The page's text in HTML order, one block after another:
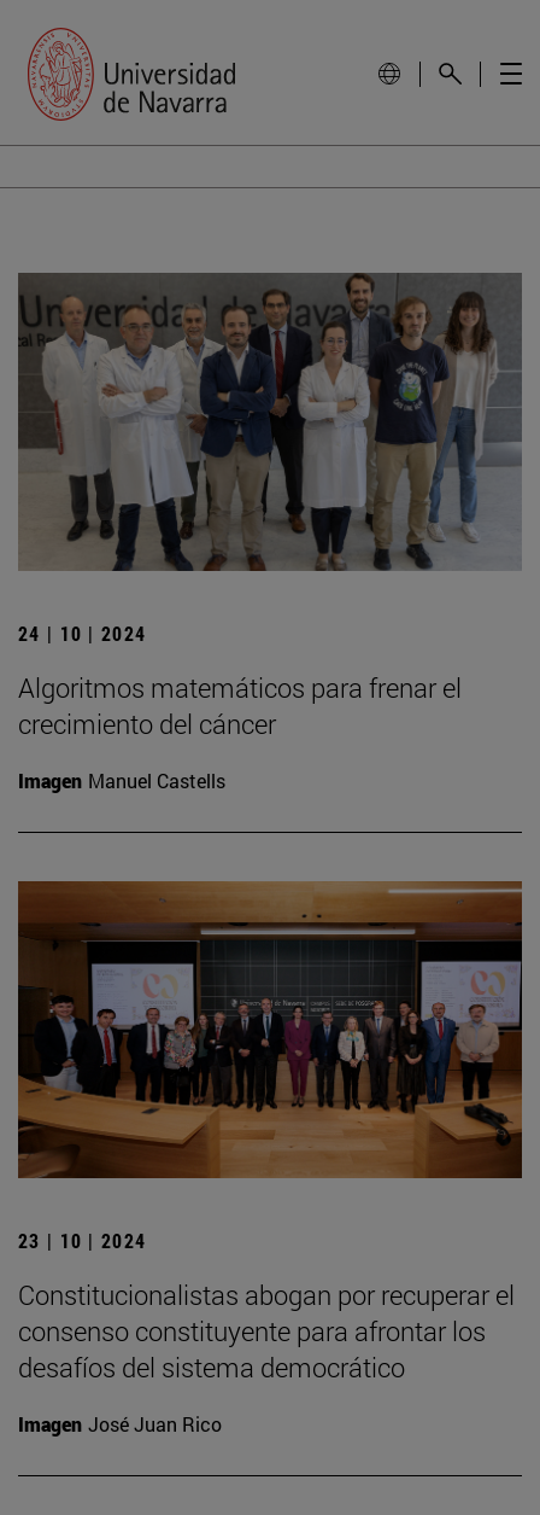
24 | 10 | 2024
Algoritmos matemáticos para frenar el
crecimiento del cáncer
Imagen Manuel Castells
23 | 10 | 2024
Constitucionalistas abogan por recuperar el
consenso constituyente para afrontar los
desafíos del sistema democrático
Imagen José Juan Rico